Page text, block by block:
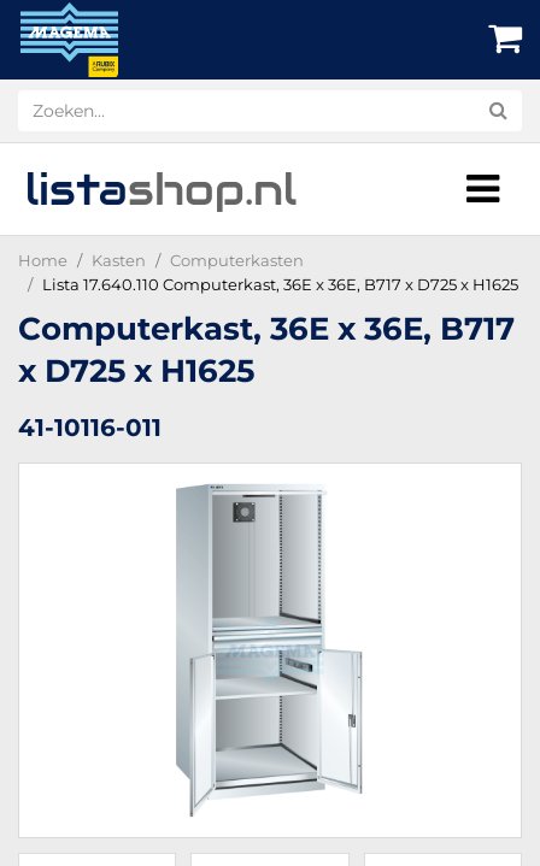
listashop.nl
Home Kasten
Computerkasten
Lista 17.640.110 Computerkast, 36E x 36E, B717 x D725 x H1625
Computerkast, 36E x 36E, B717
x D725 x H1625
41-10116-011